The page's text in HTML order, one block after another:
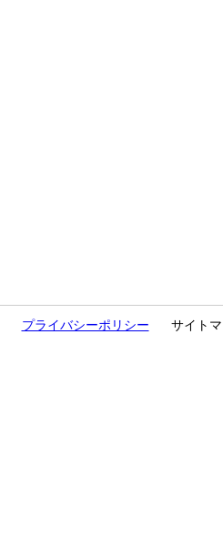
プライバシーポリシー サイト